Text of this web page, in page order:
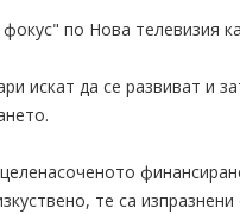
по Нова телевизия
искат да се развиват и
те са